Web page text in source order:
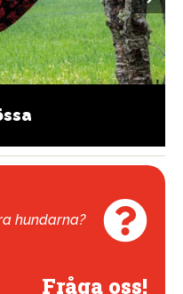
hundarna?
Fråga oss!